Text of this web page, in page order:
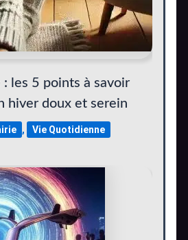
: les 5 points à savoir
hiver doux et serein
, Vie Quotidienne